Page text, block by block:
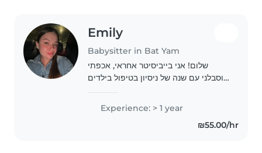
Emily
Babysitter in Bat Yam
שלום! אני בייביסיטר אחראי, אכפתי
וסבלני עם שנה של ניסיון בטיפול בילדים
אוהב/ת לקרוא ולשחק עם הילדים, ואני
מוכן/ת לעזור בשיעורי בית ולקחת אחריות
Experience: > 1 year
₪55.00/hr